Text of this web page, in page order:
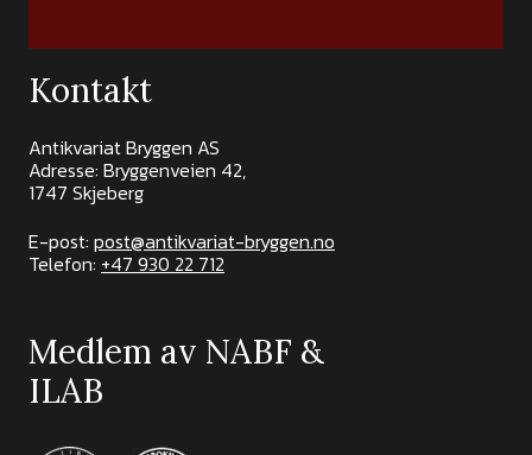
Kontakt
Antikvariat Bryggen AS
Adresse: Bryggenveien 42,
1747 Skjeberg
E-post: post@antikvariat-bryggen.no
Telefon: +47 930 22 712
Medlem av NABF &
ILAB